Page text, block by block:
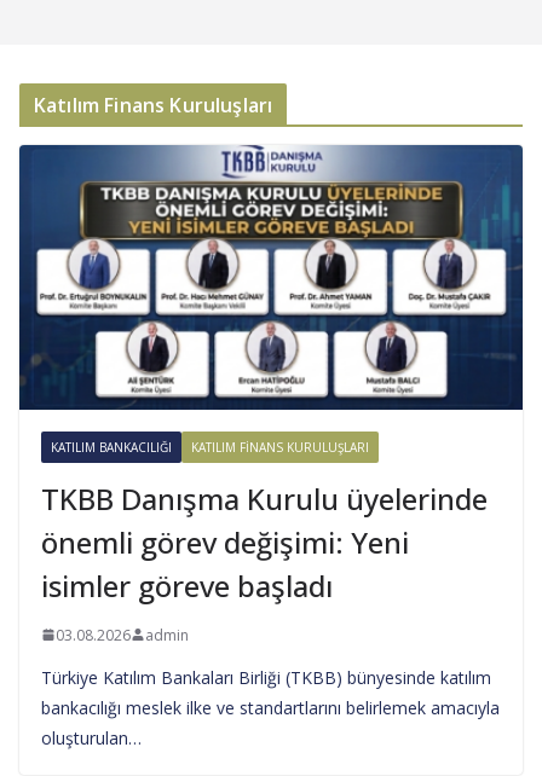
Katılım Finans Kuruluşları
KATILIM BANKACILIĞI KATILIM FINANS KURULUŞLARI
TKBB Danışma Kurulu üyelerinde
önemli görev değişimi: Yeni
isimler göreve başladı
03.08.2026 admin
Türkiye Katılım Bankaları Birliği (TKBB) bünyesinde katılım
bankacılığı meslek ilke ve standartlarını belirlemek amacıyla
oluşturulan…